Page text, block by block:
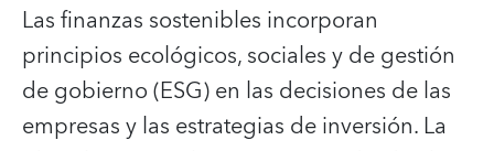
Las finanzas sostenibles incorporan
principios ecológicos, sociales y de gestión
de gobierno (ESG) en las decisiones de las
empresas y las estrategias de inversión. La